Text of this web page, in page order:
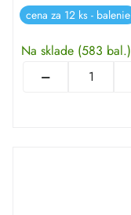
cena za 12 ks - balenie
Na sklade (583 bal.)